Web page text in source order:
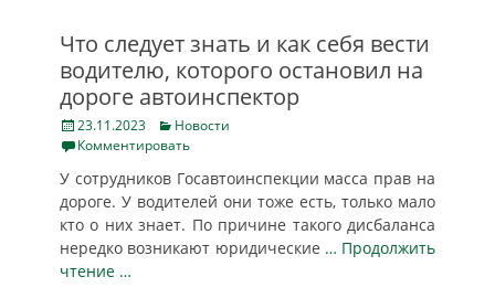
Что следует знать и как себя вести
водителю, которого остановил на
дороге автоинспектор
Posted
on
23.11.2023 Categories
Новости
Комментировать
У сотрудников Госавтоинспекции масса прав на
дороге. У водителей они тоже есть, только мало
кто о них знает. По причине такого дисбаланса
нередко возникают юридические … Продолжить
чтение …